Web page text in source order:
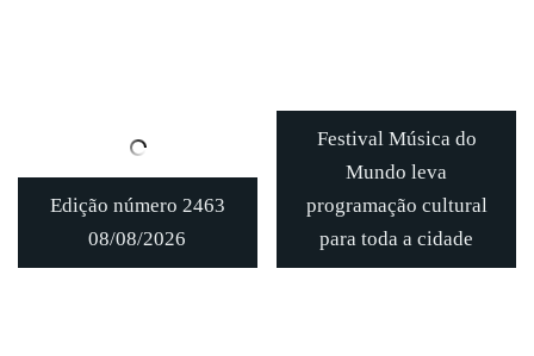
Edição número 2463
08/08/2026
Festival Música do
Mundo leva
programação cultural
para toda a cidade